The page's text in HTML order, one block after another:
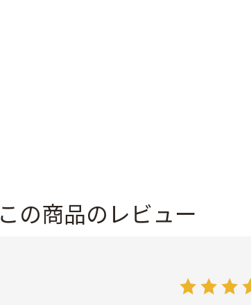
この商品のレビュー